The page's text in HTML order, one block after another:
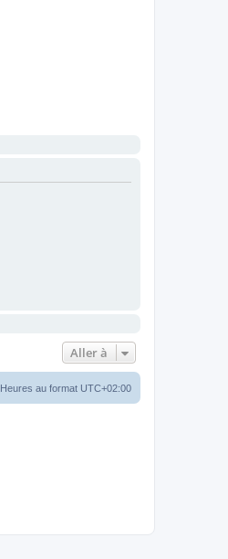
Aller à
Heures au format UTC+02:00